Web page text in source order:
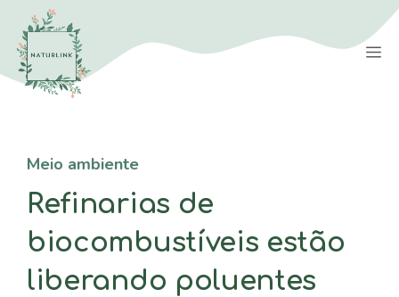
Saltar
para
conteúdo
Meio ambiente
Refinarias de
biocombustíveis estão
liberando poluentes